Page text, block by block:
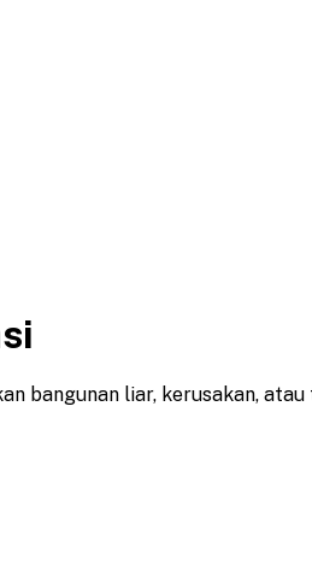
bangunan liar, kerusakan,